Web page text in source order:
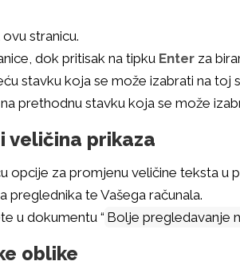
stranicu.
dok pritisak na tipku Enter za
stavku koja se može izabrati na toj
prethodnu stavku koja se može
veličina prikaza
za promjenu veličine teksta u
te Vašega računala.
u dokumentu “ Bolje pregledavanje
oblike